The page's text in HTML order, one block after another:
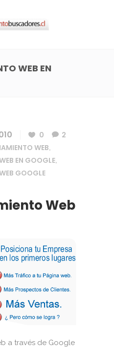
WEB EN
0
2
WEB,
EN GOOGLE,
GOOGLE
Web
a través de Google